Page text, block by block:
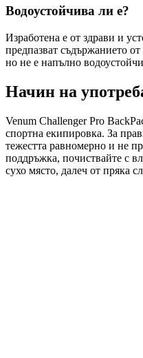
Водоустойчива ли е?
Изработена е от здрави и
предпазват съдържанието
но не е напълно
Начин на
Venum Challenger Pro
спортна екипировка. За
тежестта равномерно и не
поддръжка, почиствайте с
сухо място, далеч от пряка